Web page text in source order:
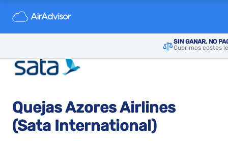
SIN GANAR, NO
Cubrimos costes
Quejas Azores Airlines
(Sata International)